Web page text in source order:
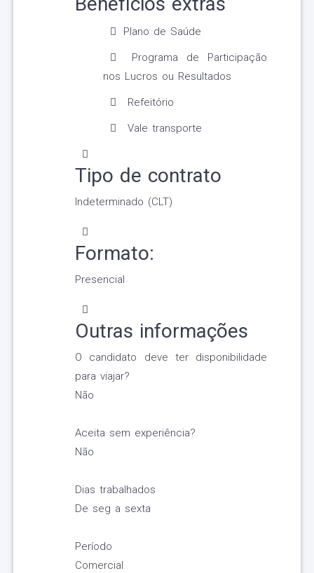
Plano de Saúde
Programa de Participação
nos Lucros ou Resultados
Refeitório
Vale transporte
Tipo de contrato
Indeterminado (CLT)
Formato:
Presencial
Outras informações
O candidato deve ter disponibilidade
para viajar?
Não
Aceita sem experiência?
Não
Dias trabalhados
De seg a sexta
Período
Comercial